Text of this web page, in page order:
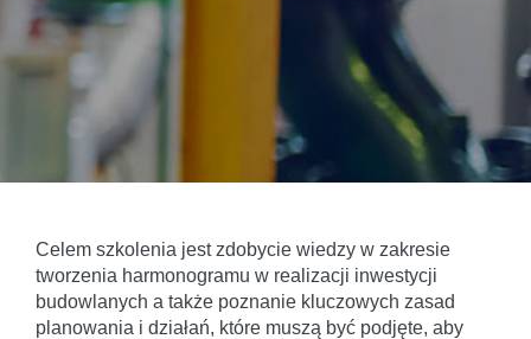
Celem szkolenia jest zdobycie wiedzy w zakresie
tworzenia harmonogramu w realizacji inwestycji
budowlanych a także poznanie kluczowych zasad
planowania i działań, które muszą być podjęte, aby